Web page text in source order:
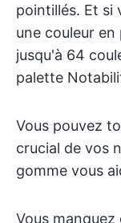
pointillés. Et si
une couleur
jusqu'à 64
palette
Vous pouvez
crucial de vos
gomme vous
Vous manquez